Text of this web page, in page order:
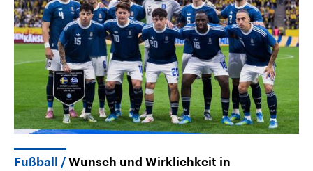
Fußball
Wunsch und Wirklichkeit in